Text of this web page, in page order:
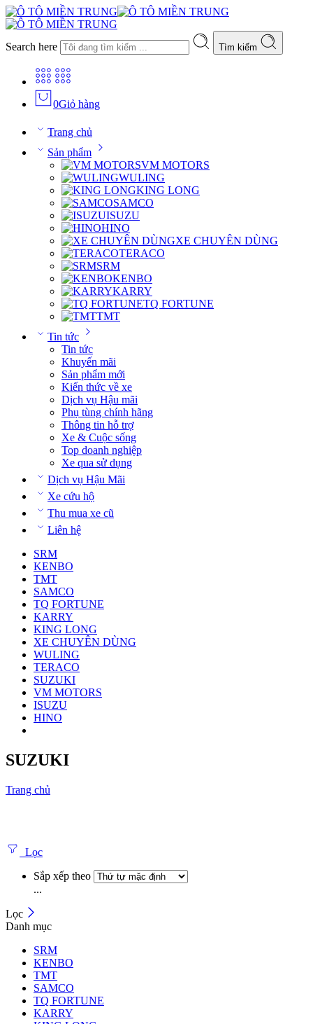
Search here Tìm kiếm
0Giỏ hàng
Trang chủ
Sản phẩm
VM MOTORS
WULING
KING LONG
SAMCO
ISUZU
HINO
XE CHUYÊN DÙNG
TERACO
SRM
KENBO
KARRY
TQ FORTUNE
TMT
Tin tức
Tin tức
Khuyến mãi
Sản phẩm mới
Kiến thức về xe
Dịch vụ Hậu mãi
Phụ tùng chính hãng
Thông tin hỗ trợ
Xe & Cuộc sống
Top doanh nghiệp
Xe qua sử dụng
Dịch vụ Hậu Mãi
Xe cứu hộ
Thu mua xe cũ
Liên hệ
SRM
KENBO
TMT
SAMCO
TQ FORTUNE
KARRY
KING LONG
XE CHUYÊN DÙNG
WULING
TERACO
SUZUKI
VM MOTORS
ISUZU
HINO
SUZUKI
Trang chủ
Lọc
Sắp xếp theo
...
Lọc
Danh mục
SRM
KENBO
TMT
SAMCO
TQ FORTUNE
KARRY